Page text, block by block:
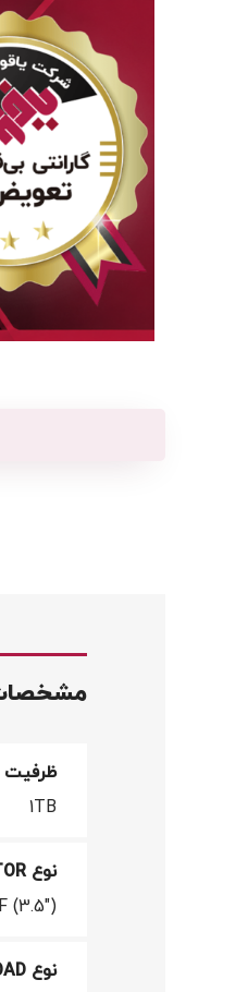
ظرفیت
1TB
نوع FROMFACTOR درایو سرور
(3.5")
نوع WORKLOAD درایو